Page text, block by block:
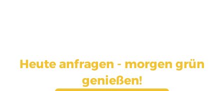
Heute anfragen - morgen grün
genießen!